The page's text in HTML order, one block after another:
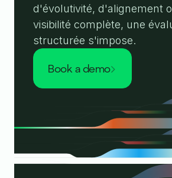
d'évolutivité, d'alignement
visibilité complète, une
structurée s'impose.
book a demo